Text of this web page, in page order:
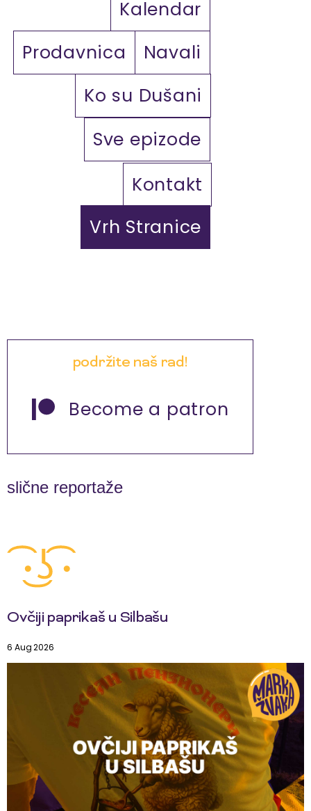
Kalendar
Prodavnica
Navali
Ko su Dušani
Sve epizode
Kontakt
Vrh Stranice
podržite naš rad!
Become a patron
slične reportaže
Ovčiji paprikaš u Silbašu
6 Aug 2026